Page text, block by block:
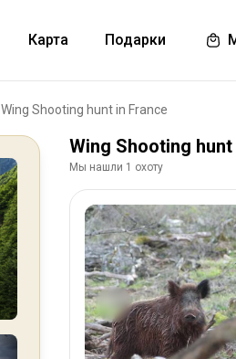
Карта Подарки
Wing Shooting hunt in France
Wing Shooting
Мы нашли 1 охоту